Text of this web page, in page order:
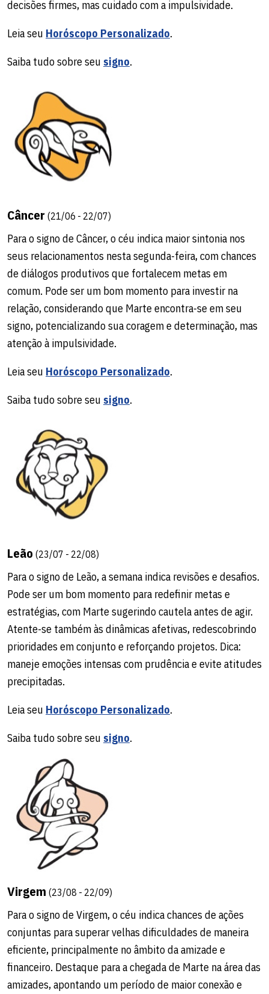
decisões firmes, mas cuidado com a impulsividade.
Leia seu Horóscopo Personalizado.
Saiba tudo sobre seu signo.
Câncer (21/06 - 22/07)
Para o signo de Câncer, o céu indica maior sintonia nos
seus relacionamentos nesta segunda-feira, com chances
de diálogos produtivos que fortalecem metas em
comum. Pode ser um bom momento para investir na
relação, considerando que Marte encontra-se em seu
signo, potencializando sua coragem e determinação, mas
atenção à impulsividade.
Leia seu Horóscopo Personalizado.
Saiba tudo sobre seu signo.
Leão (23/07 - 22/08)
Para o signo de Leão, a semana indica revisões e desafios.
Pode ser um bom momento para redefinir metas e
estratégias, com Marte sugerindo cautela antes de agir.
Atente-se também às dinâmicas afetivas, redescobrindo
prioridades em conjunto e reforçando projetos. Dica:
maneje emoções intensas com prudência e evite atitudes
precipitadas.
Leia seu Horóscopo Personalizado.
Saiba tudo sobre seu signo.
Virgem (23/08 - 22/09)
Para o signo de Virgem, o céu indica chances de ações
conjuntas para superar velhas dificuldades de maneira
eficiente, principalmente no âmbito da amizade e
financeiro. Destaque para a chegada de Marte na área das
amizades, apontando um período de maior conexão e